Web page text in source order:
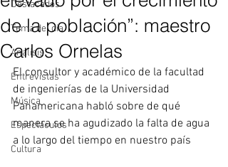
Destacados
Tema del dia
Analisis
Entrevistas
Música
Espectáculos
Cultura
de la población”: maestro
Carlos Ornelas
El consultor y académico de la facultad
de ingenierías de la Universidad
Panamericana habló sobre de qué
manera se ha agudizado la falta de agua
a lo largo del tiempo en nuestro país